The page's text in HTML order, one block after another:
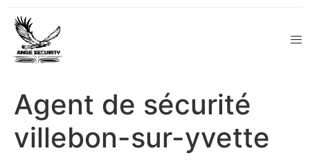
Agent de sécurité
villebon-sur-yvette